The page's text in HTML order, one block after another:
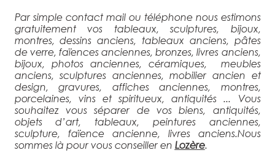
Par simple contact mail ou téléphone nous estimons
gratuitement vos tableaux, sculptures, bijoux,
montres, dessins anciens, tableaux anciens, pâtes
de verre, faïences anciennes, bronzes, livres anciens,
bijoux, photos anciennes, céramiques, meubles
anciens, sculptures anciennes, mobilier ancien et
design, gravures, affiches anciennes, montres,
porcelaines, vins et spiritueux, antiquités ... Vous
souhaitez vous séparer de vos biens, antiquités,
objets d’art, tableaux, peintures anciennes,
sculpture, faïence ancienne, livres anciens.Nous
sommes là pour vous conseiller en Lozère.